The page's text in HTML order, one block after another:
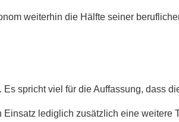
weiterhin die Hälfte seiner
spricht viel für die Auffassung, dass
lediglich zusätzlich eine weitere